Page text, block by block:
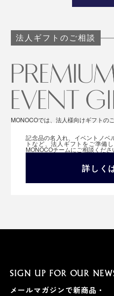
法人ギフトのご相談
MONOCOでは、法人様向けギフトの
記念品の名入れ、イベントノベ
トなど、法人ギフトをご準備
MONOCOチームにご相談くださ
詳しく
SIGN UP FOR OUR
メールマガジンで新商品・